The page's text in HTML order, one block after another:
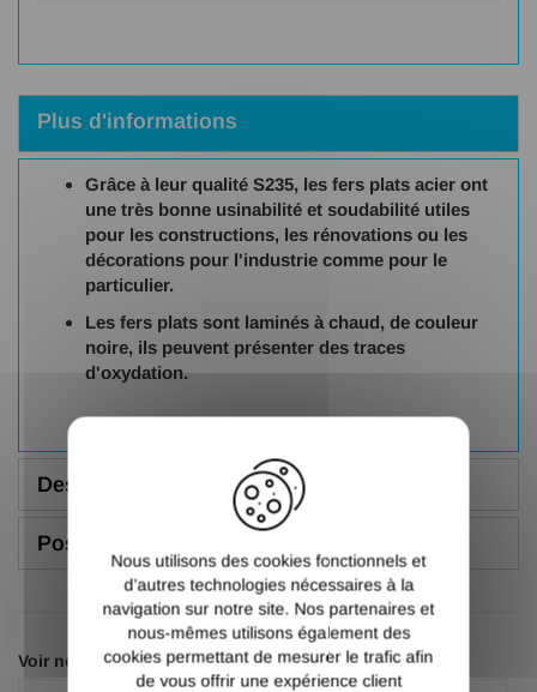
Plus d'informations
Grâce à leur qualité S235, les fers plats acier ont
une très bonne usinabilité et soudabilité utiles
pour les constructions, les rénovations ou les
décorations pour l'industrie comme pour le
particulier.
Les fers plats sont laminés à chaud, de couleur
noire, ils peuvent présenter des traces
d'oxydation.
Description
Poser une question
Voir nos autres pages :
Nous utilisons des cookies fonctionnels et
d’autres technologies nécessaires à la
navigation sur notre site. Nos partenaires et
nous-mêmes utilisons également des
cookies permettant de mesurer le trafic afin
de vous offrir une expérience client